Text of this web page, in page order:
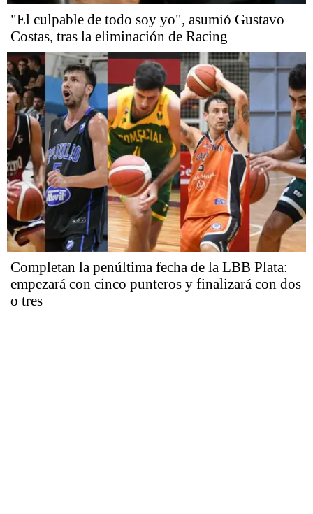
"El culpable de todo soy yo", asumió Gustavo
Costas, tras la eliminación de Racing
Completan la penúltima fecha de la LBB Plata:
empezará con cinco punteros y finalizará con dos
o tres